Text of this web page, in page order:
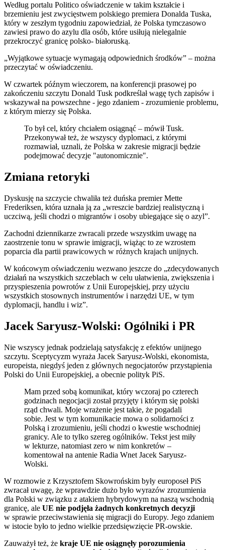
Według portalu Politico oświadczenie w takim kształcie i
brzemieniu jest zwycięstwem polskiego premiera Donalda Tuska,
który w zeszłym tygodniu zapowiedział, że Polska tymczasowo
zawiesi prawo do azylu dla osób, które usiłują nielegalnie
przekroczyć granicę polsko- białoruską.
„Wyjątkowe sytuacje wymagają odpowiednich środków” – można
przeczytać w oświadczeniu.
W czwartek późnym wieczorem, na konferencji prasowej po
zakończeniu szczytu Donald Tusk podkreślał wagę tych zapisów i
wskazywał na powszechne - jego zdaniem - zrozumienie problemu,
z którym mierzy się Polska.
To był cel, który chciałem osiągnąć – mówił Tusk.
Przekonywał też, że wszyscy dyplomaci, z którymi
rozmawiał, uznali, że Polska w zakresie migracji będzie
podejmować decyzje "autonomicznie".
Zmiana retoryki
Dyskusję na szczycie chwaliła też duńska premier Mette
Frederiksen, która uznała ją za „wreszcie bardziej realistyczną i
uczciwą, jeśli chodzi o migrantów i osoby ubiegające się o azyl”.
Zachodni dziennikarze zwracali przede wszystkim uwagę na
zaostrzenie tonu w sprawie imigracji, wiążąc to ze wzrostem
poparcia dla partii prawicowych w różnych krajach unijnych.
W końcowym oświadczeniu wezwano jeszcze do „zdecydowanych
działań na wszystkich szczeblach w celu ułatwienia, zwiększenia i
przyspieszenia powrotów z Unii Europejskiej, przy użyciu
wszystkich stosownych instrumentów i narzędzi UE, w tym
dyplomacji, handlu i wiz”.
Jacek Saryusz-Wolski: Ogólniki i PR
Nie wszyscy jednak podzielają satysfakcję z efektów unijnego
szczytu. Sceptycyzm wyraża Jacek Saryusz-Wolski, ekonomista,
europeista, niegdyś jeden z głównych negocjatorów przystąpienia
Polski do Unii Europejskiej, a obecnie polityk PiS.
Mam przed sobą komunikat, który wczoraj po czterech
godzinach negocjacji został przyjęty i którym się polski
rząd chwali. Moje wrażenie jest takie, że pogadali
sobie. Jest w tym komunikacie mowa o solidarności z
Polską i zrozumieniu, jeśli chodzi o kwestie wschodniej
granicy. Ale to tylko szereg ogólników. Tekst jest miły
w lekturze, natomiast zero w nim konkretów –
komentował na antenie Radia Wnet Jacek Saryusz-
Wolski.
W rozmowie z Krzysztofem Skowrońskim były europoseł PiS
zwracał uwagę, że wprawdzie dużo było wyrazów zrozumienia
dla Polski w związku z atakiem hybrydowym na naszą wschodnią
granicę, ale UE nie podjęła żadnych konkretnych decyzji
w sprawie przeciwstawienia się migracji do Europy. Jego zdaniem
w istocie było to jedno wielkie przedsięwzięcie PR-owskie.
Zauważył też, że kraje UE nie osiągnęły porozumienia